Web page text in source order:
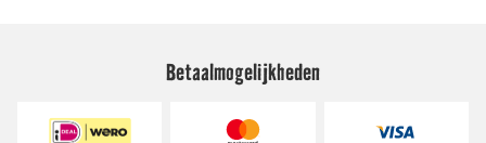
Betaalmogelijkheden